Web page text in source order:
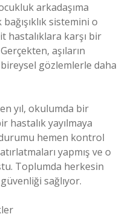
arkadaşıma
sistemini o
hastalıklara karşı bir
aşıların
gözlemlerle daha
yıl, okulumda bir
hastalık yayılmaya
hemen kontrol
yapmış ve o
Toplumda herkesin
sağlıyor.